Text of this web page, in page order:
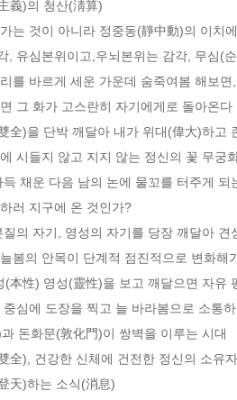
義)의 청산(淸算)
는 것이 아니라 정중동(靜中動)의 이치
, 유심본위이고,우뇌본위는 감각, 무심(
를 바르게 세운 가운데 숨죽여봄 해보
그 화가 고스란히 자기에게로 돌아온다
全)을 단박 깨달아 내가 위대(偉大)하
시들지 않고 지지 않는 정신의 꽃 무궁
득 채운 다음 남의 논에 물꼬를 터주게
러 지구에 온 것인가?
질의 자기, 영성의 자기를 당장 깨달아
봄의 안목이 단계적 점진적으로 변화
(本性) 영성(靈性)을 보고 깨달으면 자
심에 도장을 찍고 늘 바라봄으로 소통
돈화문(敦化門)이 쌍벽을 이루는 시대
全), 건강한 신체에 건전한 정신의 소유
天)하는 소식(消息)